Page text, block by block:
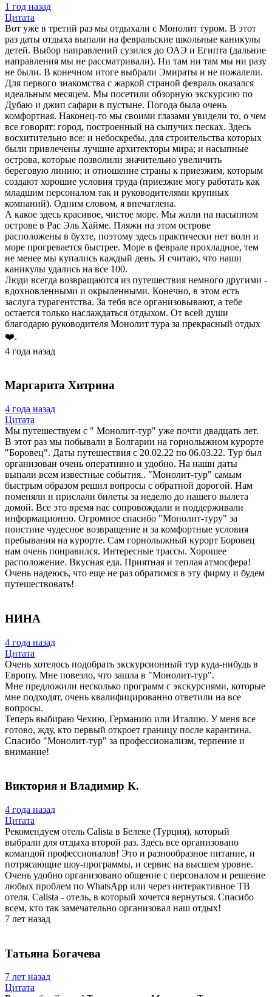
1 год назад
Цитата
Вот уже в третий раз мы отдыхали с Монолит туром. В этот
раз даты отдыха выпали на февральские школьные каникулы
детей. Выбор направлений сузился до ОАЭ и Египта (дальние
направления мы не рассматривали). Ни там ни там мы ни разу
не были. В конечном итоге выбрали Эмираты и не пожалели.
Для первого знакомства с жаркой страной февраль оказался
идеальным месяцем. Мы посетили обзорную экскурсию по
Дубаю и джип сафари в пустыне. Погода была очень
комфортная. Наконец-то мы своими глазами увидели то, о чем
все говорят: город, построенный на сыпучих песках. Здесь
восхитительно все: и небоскребы, для строительства которых
были привлечены лучшие архитекторы мира; и насыпные
острова, которые позволили значительно увеличить
береговую линию; и отношение страны к приезжим, которым
создают хорошие условия труда (приезжие могу работать как
младшим персоналом так и руководителями крупных
компаний). Одним словом, я впечатлена.
А какое здесь красивое, чистое море. Мы жили на насыпном
острове в Рас Эль Хайме. Пляжи на этом острове
расположены в бухте, поэтому здесь практически нет волн и
море прогревается быстрее. Море в феврале прохладное, тем
не менее мы купались каждый день. Я считаю, что наши
каникулы удались на все 100.
Люди всегда возвращаются из путешествия немного другими -
вдохновленными и окрыленными. Конечно, в этом есть
заслуга турагентства. За тебя все организовывают, а тебе
остается только наслаждаться отдыхом. От всей души
благодарю руководителя Монолит тура за прекрасный отдых
❤️.
4 года назад
Маргарита Хитрина
4 года назад
Цитата
Мы путешествуем с " Монолит-тур" уже почти двадцать лет.
В этот раз мы побывали в Болгарии на горнолыжном курорте
"Боровец". Даты путешествия с 20.02.22 по 06.03.22. Тур был
организован очень оперативно и удобно. На наши даты
выпали всем известные события.. "Монолит-тур" самым
быстрым образом решил вопросы с обратной дорогой. Нам
поменяли и прислали билеты за неделю до нашего вылета
домой. Все это время нас сопровождали и поддерживали
информационно. Огромное спасибо "Монолит-туру" за
поистине чудесное возвращение и за комфортные условия
пребывания на курорте. Сам горнолыжный курорт Боровец
нам очень понравился. Интересные трассы. Хорошее
расположение. Вкусная еда. Приятная и теплая атмосфера!
Очень надеюсь, что еще не раз обратимся в эту фирму и будем
путешествовать!
НИНА
4 года назад
Цитата
Очень хотелось подобрать экскурсионный тур куда-нибудь в
Европу. Мне повезло, что зашла в "Монолит-тур".
Мне предложили несколько программ с экскурсиями, которые
мне подходят, очень квалифицированно ответили на все
вопросы.
Теперь выбираю Чехию, Германию или Италию. У меня все
готово, жду, кто первый откроет границу после карантина.
Спасибо "Монолит-тур" за профессионализм, терпение и
внимание!
Виктория и Владимир К.
4 года назад
Цитата
Рекомендуем отель Calista в Белеке (Турция), который
выбрали для отдыха второй раз. Здесь все организовано
командой профессионалов! Это и разнообразное питание, и
потрясающие шоу-программы, и сервис на высшем уровне.
Очень удобно организовано общение с персоналом и решение
любых проблем по WhatsApp или через интерактивное ТВ
отеля. Calista - отель, в который хочется вернуться. Спасибо
всем, кто так замечательно организовал наш отдых!
7 лет назад
Татьяна Богачева
7 лет назад
Цитата